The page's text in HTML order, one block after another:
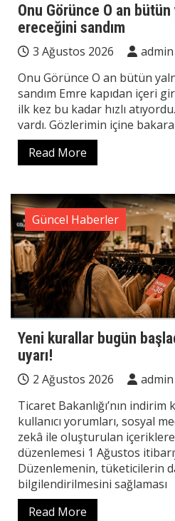
Onu Görünce O an bütün
ereceğini sandım
3 Ağustos 2026 admin
Onu Görünce O an bütün
sandım Emre kapıdan içeri
ilk kez bu kadar hızlı
vardı. Gözlerimin içine
Read More
Güncel Haberler
Yeni kurallar bugün
uyarı!
2 Ağustos 2026 admin
Ticaret Bakanlığı’nın indirim
kullanıcı yorumları, sosyal
zekâ ile oluşturulan
düzenlemesi 1 Ağustos
Düzenlemenin, tüketicilerin
bilgilendirilmesini sağlaması
Read More